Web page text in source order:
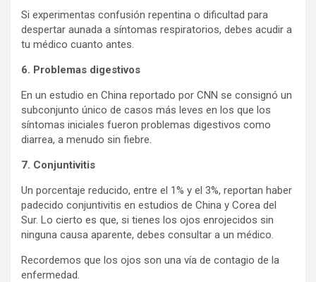
Si experimentas confusión repentina o dificultad para
despertar aunada a síntomas respiratorios, debes acudir a
tu médico cuanto antes.
6. Problemas digestivos
En un estudio en China reportado por CNN se consignó un
subconjunto único de casos más leves en los que los
síntomas iniciales fueron problemas digestivos como
diarrea, a menudo sin fiebre.
7. Conjuntivitis
Un porcentaje reducido, entre el 1% y el 3%, reportan haber
padecido conjuntivitis en estudios de China y Corea del
Sur. Lo cierto es que, si tienes los ojos enrojecidos sin
ninguna causa aparente, debes consultar a un médico.
Recordemos que los ojos son una vía de contagio de la
enfermedad.